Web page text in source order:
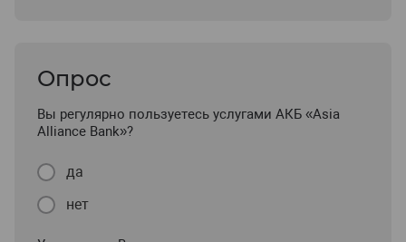
Опрос
Вы регулярно пользуетесь услугами АКБ «Asia
Alliance Bank»?
да
нет